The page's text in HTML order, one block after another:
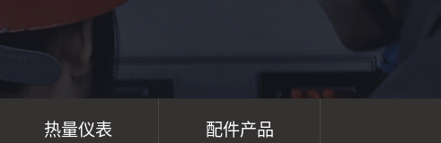
热量仪表 配件产品